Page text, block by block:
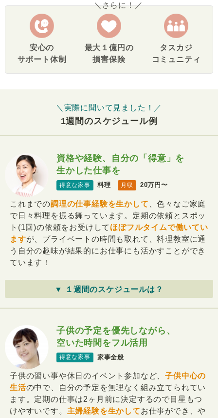
＼さらに！／
安心の
サポート体制
最大１億円の
損害保険
タスカジ
コミュニティ
＼実際に聞いて見ました！／
1週間のスケジュール例
資格や経験、自分の「得意」を
生かした仕事を
得意な家事 料理 月収 20万円〜
これまでの調理の仕事経験を生かして 、色々なご家庭
で日々料理を振る舞っています。定期の依頼とスポッ
ト(1回)の依頼をお受けして ほぼフルタイムで働いてい
ますが、プライベートの時間も取れて、料理教室に通
う自分の趣味が結果的にお仕事にも活かすことができ
ています！
▼ １週間のスケジュールは？
子供の予定を優先しながら、
空いた時間をフル活用
得意な家事 家事全般
子供の習い事や休日のイベント参加など、子供中心の
生活の中で、自分の予定を無理なく組み立てられてい
ます。定期の仕事は2ヶ月前に決定するので目星もつ
けやすいです。 主婦経験を生かしてお仕事ができ、や